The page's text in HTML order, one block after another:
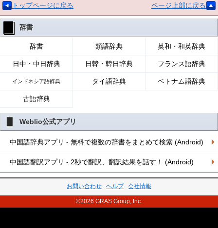
トップページに戻る ページ上部に戻る
辞書
辞書 類語辞典 英和・和英辞典
日中・中日辞典 日韓・韓日辞典 フランス語辞典
インドネシア語辞典 タイ語辞典 ベトナム語辞典
古語辞典
Weblio公式アプリ
中国語辞典アプリ - 無料で複数の辞書をまとめて検索 (Android)
中国語翻訳アプリ - 2秒で翻訳、翻訳結果を話す！ (Android)
お問い合わせ ヘルプ 会社情報
©2026 GRAS Group, Inc.